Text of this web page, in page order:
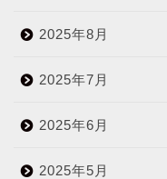
2025年8月
2025年7月
2025年6月
2025年5月